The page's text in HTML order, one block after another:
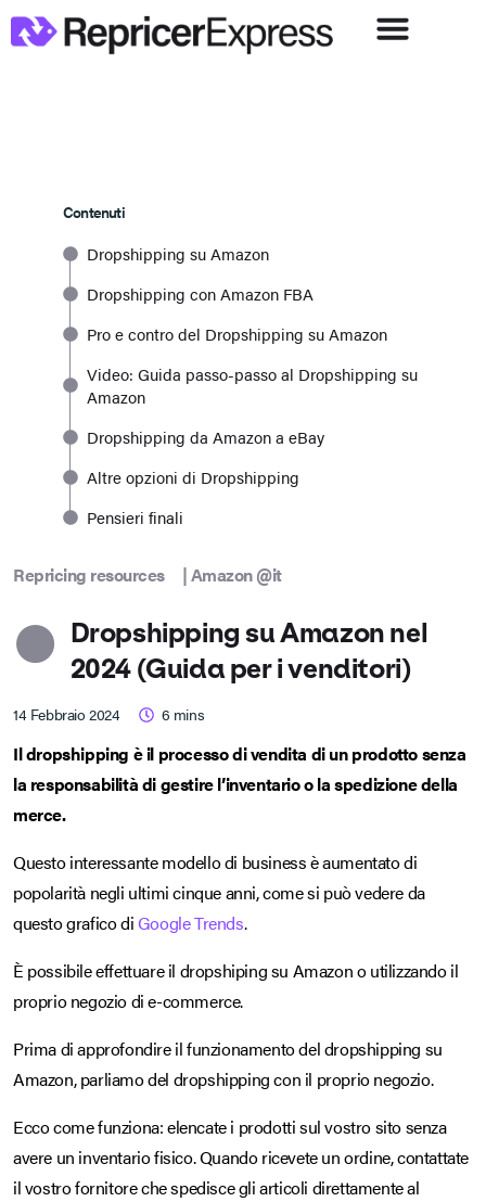
Contenuti
Dropshipping su Amazon
Dropshipping con Amazon FBA
Pro e contro del Dropshipping su Amazon
Video: Guida passo-passo al Dropshipping su
Amazon
Dropshipping da Amazon a eBay
Altre opzioni di Dropshipping
Pensieri finali
Repricing resources |Amazon @it
Dropshipping su Amazon nel
2024 (Guida per i venditori)
14 Febbraio 2024 6 mins
Il dropshipping è il processo di vendita di un prodotto senza
la responsabilità di gestire l’inventario o la spedizione della
merce.
Questo interessante modello di business è aumentato di
popolarità negli ultimi cinque anni, come si può vedere da
questo grafico diGoogle Trends.
È possibile effettuare il dropshiping su Amazon o utilizzando il
proprio negozio di e-commerce.
Prima di approfondire il funzionamento del dropshipping su
Amazon, parliamo del dropshipping con il proprio negozio.
Ecco come funziona: elencate i prodotti sul vostro sito senza
avere un inventario fisico. Quando ricevete un ordine, contattate
il vostro fornitore che spedisce gli articoli direttamente al